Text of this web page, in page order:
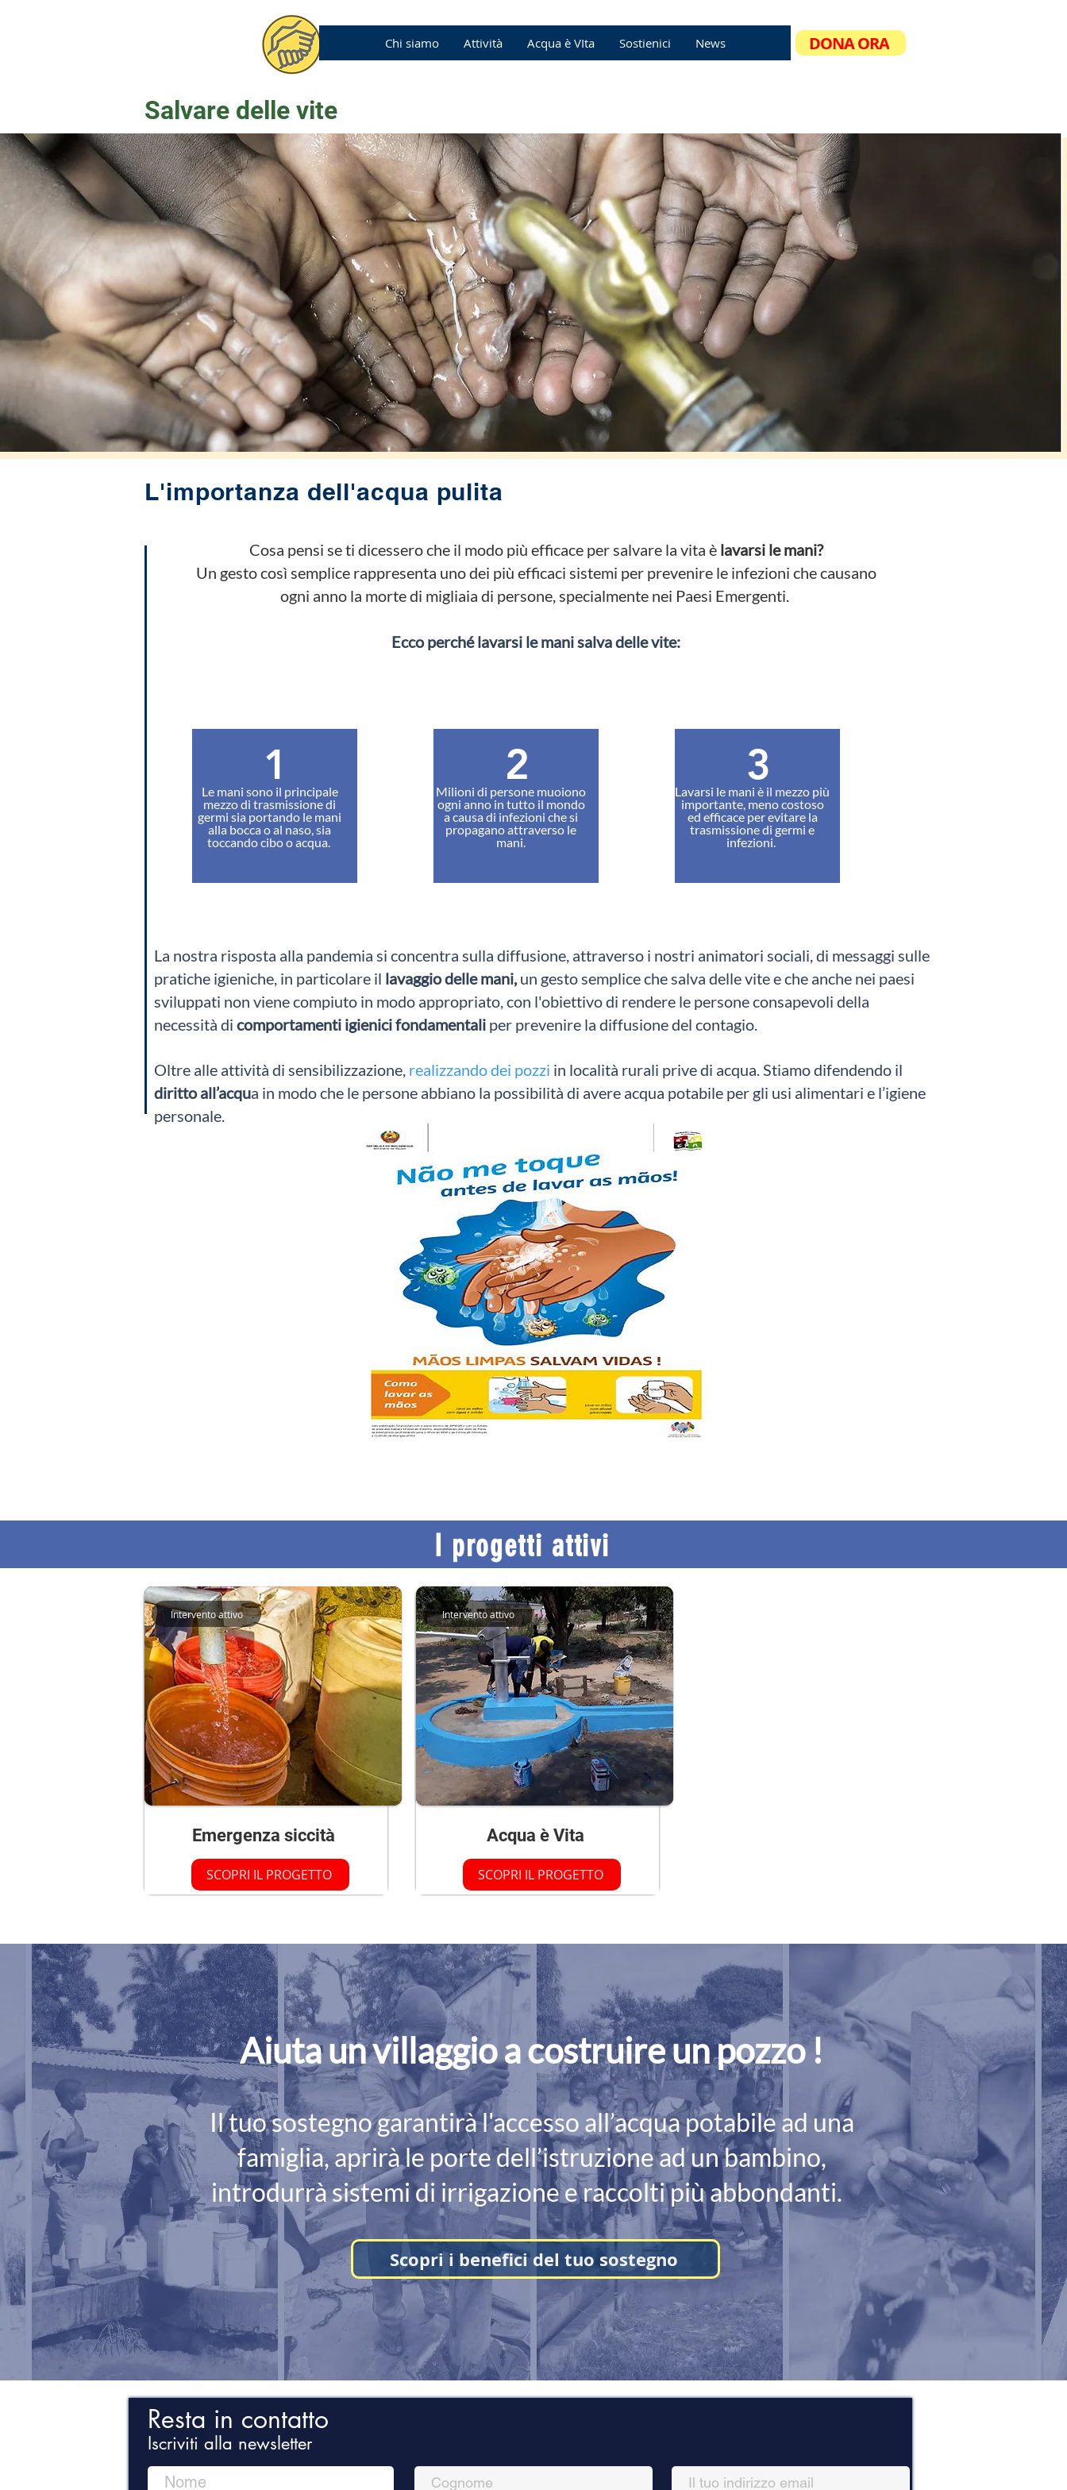
Chi siamo Attività Acqua è VIta Sostienici News DONA ORA
Salvare delle vite
L'importanza dell'acqua pulita
Cosa pensi se ti dicessero che il modo più efficace per salvare la vita è lavarsi le mani?
Un gesto così semplice rappresenta uno dei più efficaci sistemi per prevenire le infezioni che causano
ogni anno la morte di migliaia di persone,specialmente nei Paesi Emergenti.
Ecco perché lavarsi le mani salva delle vite:
1
Le mani sono il principale
mezzo di trasmissione di
germi sia portando le mani
alla bocca o al naso, sia
toccando cibo o acqua.
2
Milioni di persone muoiono
ogni anno in tutto il mondo
a causa di infezioni che si
propagano attraverso le
mani.
3
Lavarsi le mani è il mezzo più
importante, meno costoso
ed efficace per evitare la
trasmissione di germi e
infezioni.
La nostra risposta alla pandemia si concentra sulla diffusione, attraverso i nostri animatori sociali, di messaggi sulle
pratiche igieniche, in particolare il lavaggio delle mani,un gesto semplice che salva delle vite e che anche nei paesi
sviluppati non viene compiuto in modo appropriato,con l'obiettivo di rendere le persone consapevoli della
necessità di comportamenti igienici fondamentali per prevenire la diffusione del contagio.
Oltre alle attività di sensibilizzazione, realizzando dei pozzi in località rurali prive di acqua.Stiamo difendendo il
diritto all’acqua in modo che le persone abbiano la possibilità di avere acqua potabile per gli usi alimentari e l’igiene
personale.
I progetti attivi
Intervento attivo
Emergenza siccità
SCOPRI IL PROGETTO
Intervento attivo
Acqua è Vita
SCOPRI IL PROGETTO
Aiuta un villaggio a costruire un pozzo !
Il tuo sostegno garantirà l'accesso all’acqua potabile ad una
famiglia, aprirà le porte dell’istruzione ad un bambino,
introdurrà sistemi di irrigazione e raccolti più abbondanti.
Scopri i benefici del tuo sostegno
Resta in contatto
Iscriviti alla newsletter